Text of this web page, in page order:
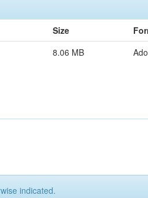
Size
8.06 MB
indicated.